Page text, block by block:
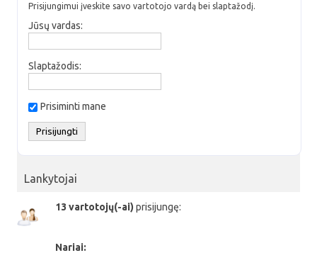
Prisijungimui įveskite savo vartotojo vardą bei slaptažodį.
Jūsų vardas:
Slaptažodis:
Prisiminti mane
Lankytojai
13 vartotojų(-ai) prisijungę:
Nariai: